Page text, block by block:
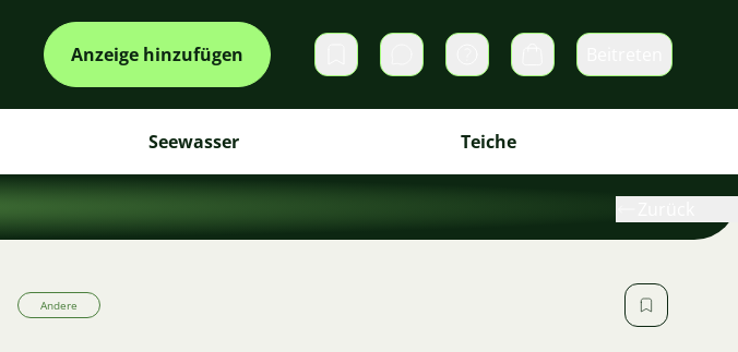
Anzeige hinzufügen DirektnachrichtenWarenkorb
Seewasser Teiche
Andere